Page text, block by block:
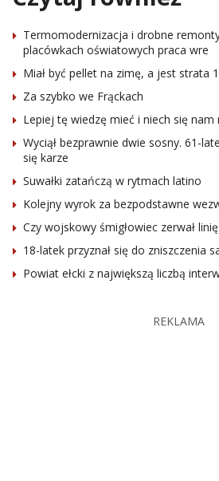
Termomodernizacja i drobne
placówkach oświatowych praca wre
Miał być pellet na zimę, a jest strata
Za szybko we Frąckach
Lepiej tę wiedzę mieć i niech się nam
Wyciął bezprawnie dwie sosny. 61-
się karze
Suwałki zatańczą w rytmach latino
Kolejny wyrok za bezpodstawne
Czy wojskowy śmigłowiec zerwał
18-latek przyznał się do zniszczenia
Powiat ełcki z największą liczbą
REKLAMA